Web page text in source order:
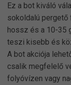
Ez a bot kiváló
sokoldalú
hossz és a 10-35
teszi kisebb és
A bot akciója
csalik megfelelő
folyóvízen vagy